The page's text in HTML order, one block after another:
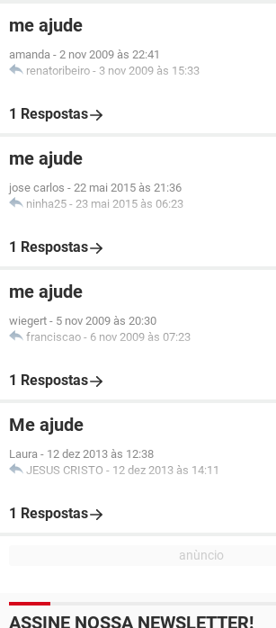
me ajude
amanda - 2 nov 2009 às 22:41
renatoribeiro - 3 nov 2009 às 15:33
1 Respostas
me ajude
jose carlos - 22 mai 2015 às 21:36
ninha25 - 23 mai 2015 às 06:23
1 Respostas
me ajude
wiegert - 5 nov 2009 às 20:30
franciscao - 6 nov 2009 às 07:23
1 Respostas
Me ajude
Laura - 12 dez 2013 às 12:38
JESUS CRISTO - 12 dez 2013 às 14:11
1 Respostas
ASSINE NOSSA NEWSLETTER!